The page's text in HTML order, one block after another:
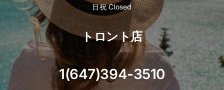
日祝 Closed
トロント店
1(647)394-3510